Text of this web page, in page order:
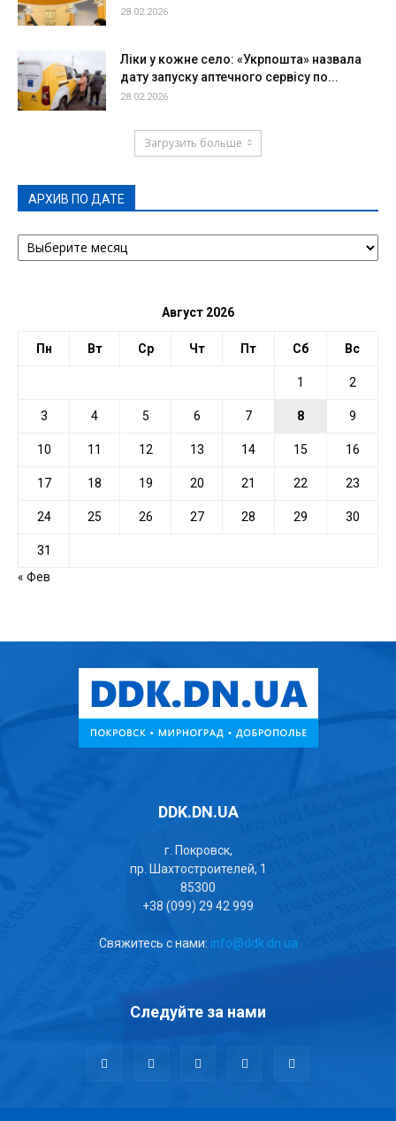
28.02.2026
Ліки у кожне село: «Укрпошта» назвала
дату запуску аптечного сервісу по...
28.02.2026
Загрузить больше
АРХИВ ПО ДАТЕ
АРХИВ
ПО
Август 2026
Пн Вт Ср Чт Пт Сб Вс
1 2
3 4 5 6 7 8 9
10 11 12 13 14 15 16
17 18 19 20 21 22 23
24 25 26 27 28 29 30
31
« Фев
DDK.DN.UA
г. Покровск,
пр. Шахтостроителей, 1
85300
+38 (099) 29 42 999
Свяжитесь с нами: info@ddk.dn.ua
Следуйте за нами